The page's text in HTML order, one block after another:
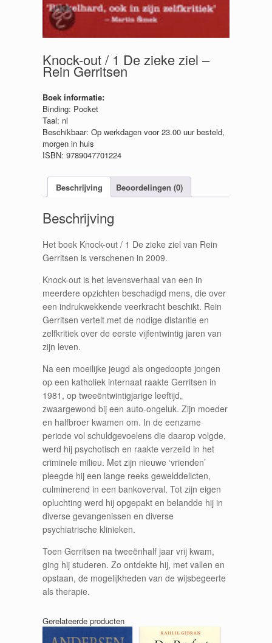
Knock-out / 1 De zieke ziel –
Rein Gerritsen
Boek informatie:
Binding: Pocket
Taal: nl
Beschikbaar: Op werkdagen voor 23.00 uur besteld,
morgen in huis
ISBN: 9789047701224
Beschrijving Beoordelingen (0)
Beschrijving
Het boek Knock-out / 1 De zieke ziel van Rein
Gerritsen is verschenen in 2009.
Knock-out is het levensverhaal van een in
meerdere opzichten beschadigd mens, die over
een indrukwekkende veerkracht beschikt. Rein
Gerritsen vertelt met de nodige distantie en
zelfkritiek over de eerste vijfentwintig jaren van
zijn leven.
Na een moeilijke jeugd als ongedoopte jongen
op een katholiek internaat raakte Gerritsen in
1981, op tweeëntwintigjarige leeftijd,
zwaargewond bij een auto-ongeluk. Zijn moeder
en halfbroer kwamen om. In de eenzame
periode vol schuldgevoelens die daarop volgde,
werd hij psychotisch en raakte verzeild in het
criminele milieu. Met zijn nieuwe ‘vrienden’
pleegde hij een lange reeks gewelddelicten,
culminerend in een bankoverval. Tot zijn eigen
opluchting werd hij opgepakt en belandde hij in
diverse gevangenissen en diverse
psychiatrische klinieken.
Toen Gerritsen na tweeënhalf jaar vrij kwam,
ging hij studeren. Zo ontdekte hij, met vallen en
opstaan, de mogelijkheden van de wijsbegeerte
als therapie.
Gerelateerde producten